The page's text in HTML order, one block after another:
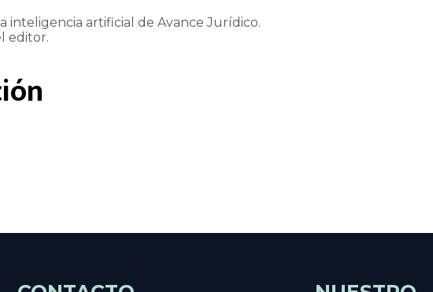
inteligencia artificial de Avance Jurídico.
editor.